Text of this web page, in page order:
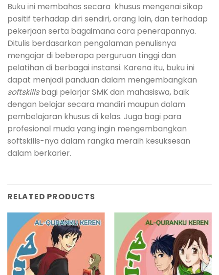
Buku ini membahas secara khusus mengenai sikap
positif terhadap diri sendiri, orang lain, dan terhadap
pekerjaan serta bagaimana cara penerapannya.
Ditulis berdasarkan pengalaman penulisnya
mengajar di beberapa perguruan tinggi dan
pelatihan di berbagai instansi. Karena itu, buku ini
dapat menjadi panduan dalam mengembangkan
softskillsbagi pelarjar SMK dan mahasiswa, baik
dengan belajar secara mandiri maupun dalam
pembelajaran khusus di kelas. Juga bagi para
profesional muda yang ingin mengembangkan
softskills-nya dalam rangka meraih kesuksesan
dalam berkarier.
RELATED PRODUCTS